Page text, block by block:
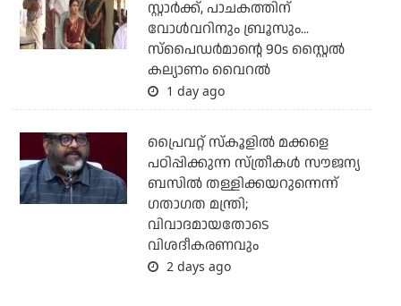
സ്റ്റാര്‍ക്ക്, പാചകത്തിന്
വോള്‍വറിനും ബ്രൂസും...
സ്‌പൈഡര്‍മാന്റെ 90s സ്റ്റൈല്‍
കല്യാണം വൈറല്‍
1 day ago
പ്രൈവറ്റ് സ്‌കൂളില്‍ മക്കളെ
പഠിപ്പിക്കുന്ന സ്ത്രീകള്‍ സൗജന്യ
ബസില്‍ തള്ളിക്കയറുന്നെന്ന്
ഗതാഗത മന്ത്രി;
വിവാദമായതോടെ
വിശദീകരണവും
2 days ago